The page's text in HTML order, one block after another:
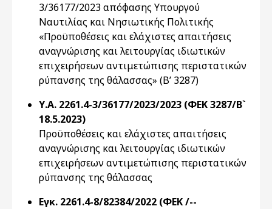
3/36177/2023 απόφασης Υπουργού
Ναυτιλίας και Νησιωτικής Πολιτικής
«Προϋποθέσεις και ελάχιστες απαιτήσεις
αναγνώρισης και λειτουργίας ιδιωτικών
επιχειρήσεων αντιμετώπισης περιστατικών
ρύπανσης της θάλασσας» (Β’ 3287)
Υ.Α. 2261.4-3/36177/2023/2023 (ΦΕΚ 3287/B`
18.5.2023)
Προϋποθέσεις και ελάχιστες απαιτήσεις
αναγνώρισης και λειτουργίας ιδιωτικών
επιχειρήσεων αντιμετώπισης περιστατικών
ρύπανσης της θάλασσας
Εγκ. 2261.4-8/82384/2022 (ΦΕΚ /--